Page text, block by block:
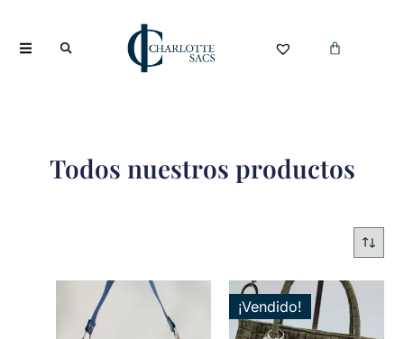
Todos nuestros productos
¡Vendido!